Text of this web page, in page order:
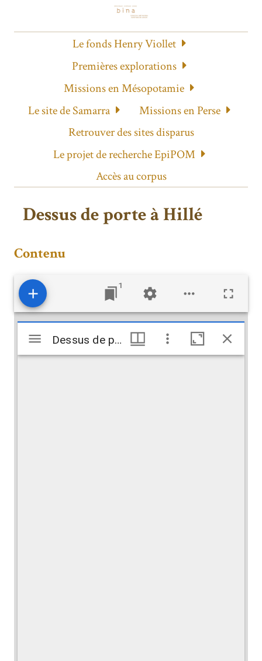
Le fonds Henry Viollet
Premières explorations
Missions en Mésopotamie
Le site de Samarra
Missions en Perse
Retrouver des sites disparus
Le projet de recherche EpiPOM
Accès au corpus
Dessus de porte à Hillé
Contenu
1
Mirador
viewer
Dessus de porte à Hillé
Dessus de porte à Hillé